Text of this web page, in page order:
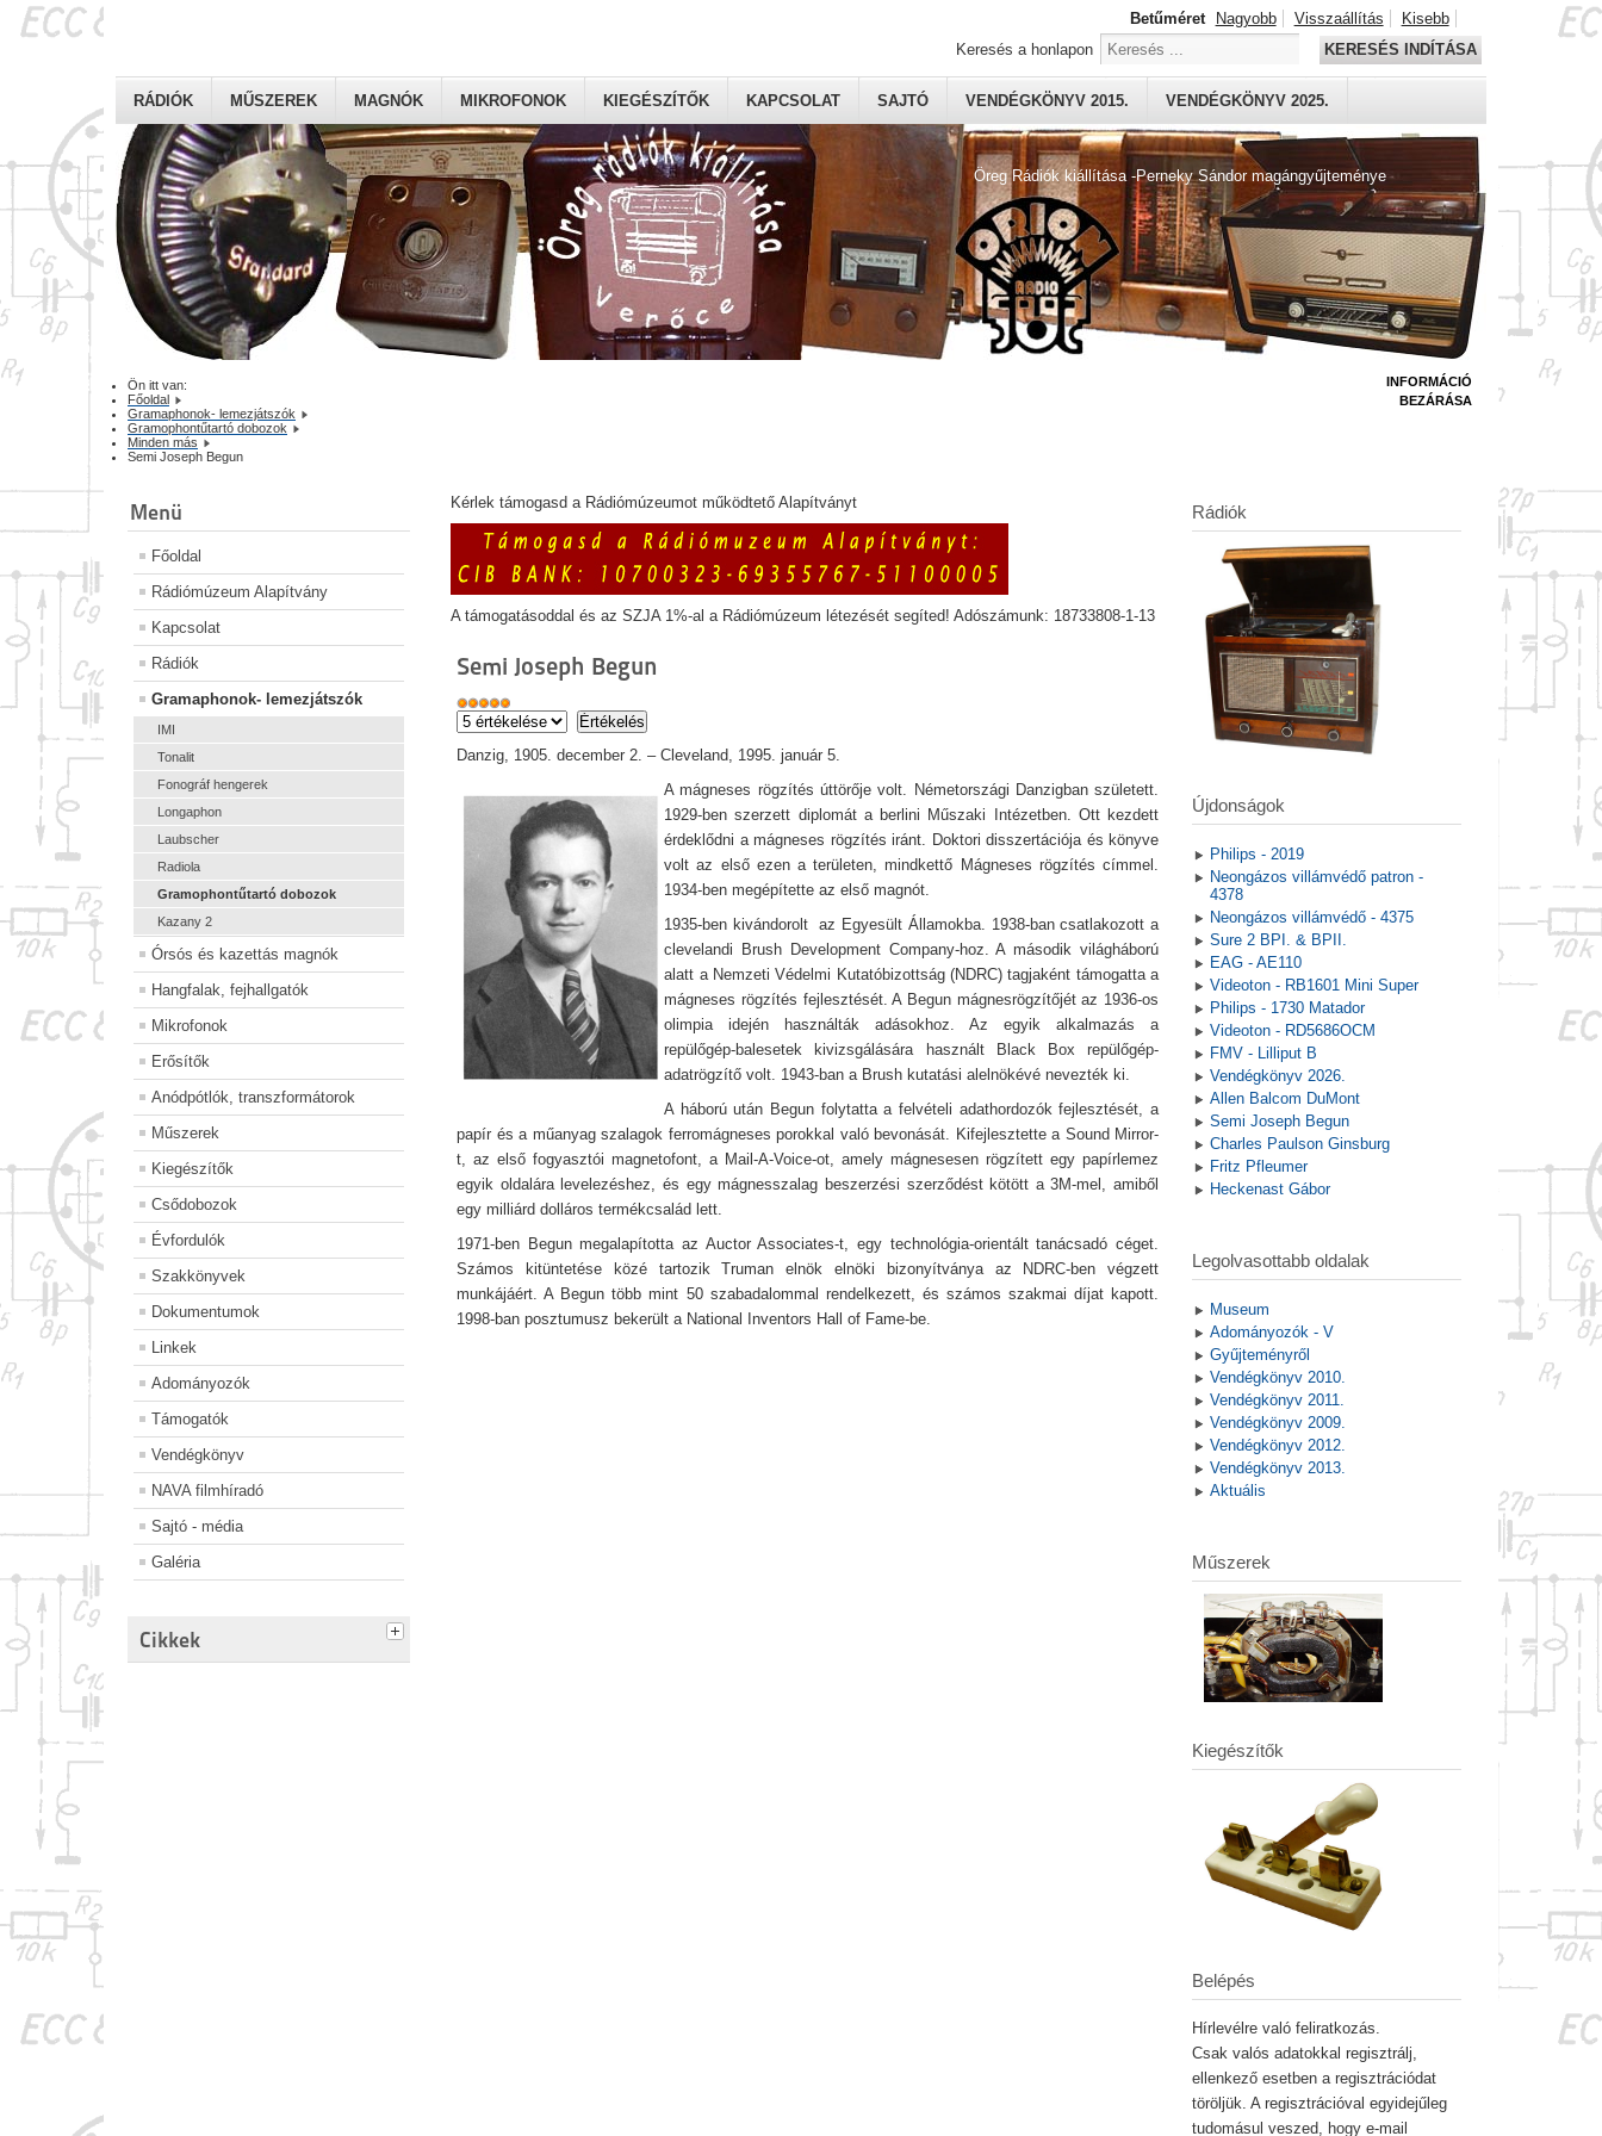
Öreg Rádiók kiállítása -Perneky Sándor magángyűjteménye
RÁDIÓK MŰSZEREK MAGNÓK MIKROFONOK KIEGÉSZÍTŐK KAPCSOLAT SAJTÓ VENDÉGKÖNYV 2015. VENDÉGKÖNYV 2025.
Betűméret Nagyobb Visszaállítás
Kisebb
Keresés a honlapon
KERESÉS INDÍTÁSA
Ön itt van:
Főoldal
Gramaphonok- lemezjátszók
Gramophontűtartó dobozok
Minden más
Semi Joseph Begun
Menü
Főoldal
Rádiómúzeum Alapítvány
Kapcsolat
Rádiók
Gramaphonok- lemezjátszók
IMI
Tonalit
Fonográf hengerek
Longaphon
Laubscher
Radiola
Gramophontűtartó dobozok
Kazany 2
Órsós és kazettás magnók
Hangfalak, fejhallgatók
Mikrofonok
Erősítők
Anódpótlók, transzformátorok
Műszerek
Kiegészítők
Csődobozok
Évfordulók
Szakkönyvek
Dokumentumok
Linkek
Adományozók
Támogatók
Vendégkönyv
NAVA filmhíradó
Sajtó - média
Galéria
Cikkek
Kérlek támogasd a Rádiómúzeumot működtető Alapítványt
A támogatásoddal és az SZJA 1%-al a Rádiómúzeum létezését segíted! Adószámunk: 18733808-1-13
Semi Joseph Begun
Danzig, 1905. december 2. – Cleveland, 1995. január 5.
A mágneses rögzítés úttörője volt. Németországi Danzigban született.
1929-ben szerzett diplomát a berlini Műszaki Intézetben. Ott kezdett
érdeklődni a mágneses rögzítés iránt. Doktori disszertációja és könyve
volt az első ezen a területen, mindkettő Mágneses rögzítés címmel.
1934-ben megépítette az első magnót.
1935-ben kivándorolt az Egyesült Államokba. 1938-ban csatlakozott a
clevelandi Brush Development Company-hoz. A második világháború
alatt a Nemzeti Védelmi Kutatóbizottság (NDRC) tagjaként támogatta a
mágneses rögzítés fejlesztését. A Begun mágnesrögzítőjét az 1936-os
olimpia idején használták adásokhoz. Az egyik alkalmazás a
repülőgép-balesetek kivizsgálására használt Black Box repülőgép-
adatrögzítő volt. 1943-ban a Brush kutatási alelnökévé nevezték ki.
A háború után Begun folytatta a felvételi adathordozók fejlesztését, a
papír és a műanyag szalagok ferromágneses porokkal való bevonását. Kifejlesztette a Sound Mirror-
t, az első fogyasztói magnetofont, a Mail-A-Voice-ot, amely mágnesesen rögzített egy papírlemez
egyik oldalára levelezéshez, és egy mágnesszalag beszerzési szerződést kötött a 3M-mel, amiből
egy milliárd dolláros termékcsalád lett.
1971-ben Begun megalapította az Auctor Associates-t, egy technológia-orientált tanácsadó céget.
Számos kitüntetése közé tartozik Truman elnök elnöki bizonyítványa az NDRC-ben végzett
munkájáért. A Begun több mint 50 szabadalommal rendelkezett, és számos szakmai díjat kapott.
1998-ban posztumusz bekerült a National Inventors Hall of Fame-be.
INFORMÁCIÓ
BEZÁRÁSA
Rádiók
Újdonságok
Philips - 2019
Neongázos villámvédő patron -
4378
Neongázos villámvédő - 4375
Sure 2 BPI. & BPII.
EAG - AE110
Videoton - RB1601 Mini Super
Philips - 1730 Matador
Videoton - RD5686OCM
FMV - Lilliput B
Vendégkönyv 2026.
Allen Balcom DuMont
Semi Joseph Begun
Charles Paulson Ginsburg
Fritz Pfleumer
Heckenast Gábor
Legolvasottabb oldalak
Museum
Adományozók - V
Gyűjteményről
Vendégkönyv 2010.
Vendégkönyv 2011.
Vendégkönyv 2009.
Vendégkönyv 2012.
Vendégkönyv 2013.
Aktuális
Műszerek
Kiegészítők
Belépés
Hírlevélre való feliratkozás.
Csak valós adatokkal regisztrálj,
ellenkező esetben a regisztrációdat
töröljük. A regisztrációval egyidejűleg
tudomásul veszed, hogy e-mail